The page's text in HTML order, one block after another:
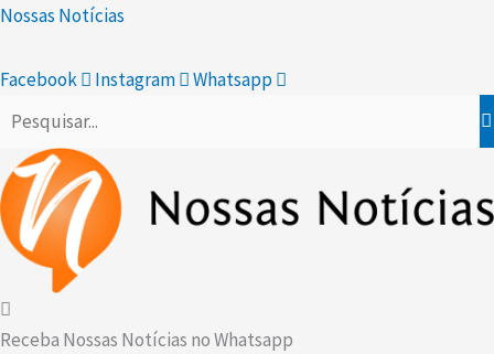
Ir
o
Nossas Notícias
Facebook Instagram Whatsapp
Receba Nossas Notícias no Whatsapp
Scroll